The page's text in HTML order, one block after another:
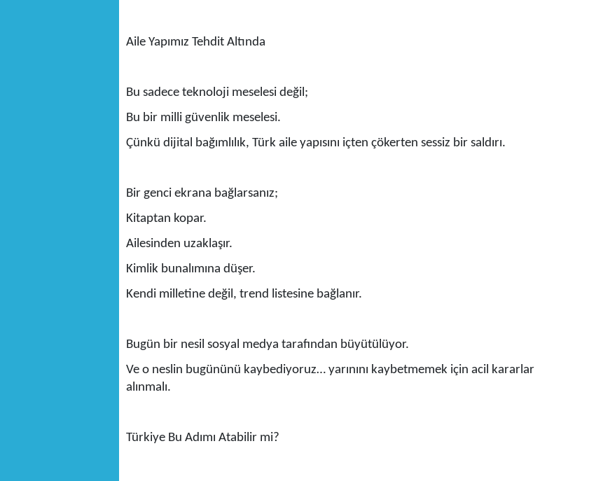
Aile Yapımız Tehdit Altında
Bu sadece teknoloji meselesi değil;
Bu bir milli güvenlik meselesi.
Çünkü dijital bağımlılık, Türk aile yapısını içten çökerten sessiz bir saldırı.
Bir genci ekrana bağlarsanız;
Kitaptan kopar.
Ailesinden uzaklaşır.
Kimlik bunalımına düşer.
Kendi milletine değil, trend listesine bağlanır.
Bugün bir nesil sosyal medya tarafından büyütülüyor.
Ve o neslin bugününü kaybediyoruz… yarınını kaybetmemek için acil kararlar
alınmalı.
Türkiye Bu Adımı Atabilir mi?